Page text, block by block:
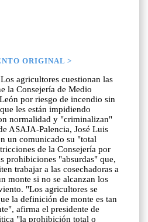
ORIGINAL >
agricultores cuestionan las
la Consejería de Medio
por riesgo de incendio sin
les están impidiendo
normalidad y "criminalizan"
ASAJA-Palencia, José Luis
un comunicado su "total
de la Consejería por
prohibiciones "absurdas" que,
trabajar a las cosechadoras a
monte si no se alcanzan los
"Los agricultores se
la definición de monte es tan
afirma el presidente de
"la prohibición total o